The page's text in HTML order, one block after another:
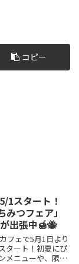
コピー
1スタート！
つフェア」
出張中🍯🐝
フェで5月1日より
タート！初夏にぴ
メニューや、限定